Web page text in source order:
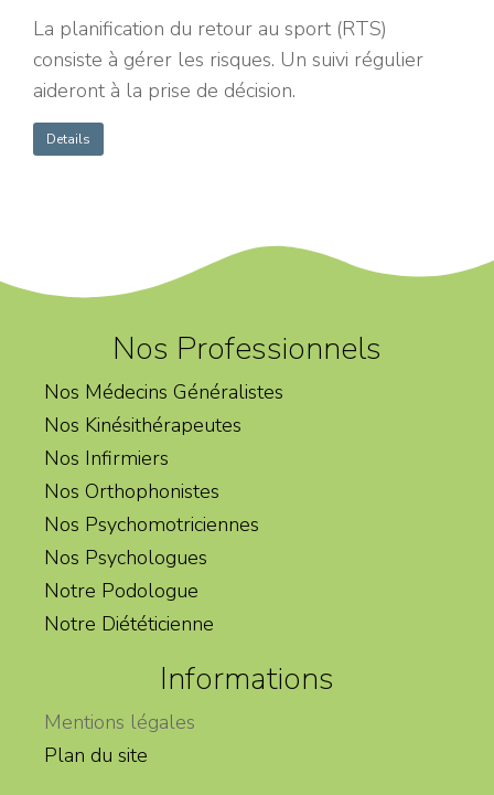
La planification du retour au sport (RTS)
consiste à gérer les risques. Un suivi régulier
aideront à la prise de décision.
Details
Nos Professionnels
Nos Médecins Généralistes
Nos Kinésithérapeutes
Nos Infirmiers
Nos Orthophonistes
Nos Psychomotriciennes
Nos Psychologues
Notre Podologue
Notre Diététicienne
Informations
Mentions légales
Plan du site